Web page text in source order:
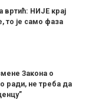
вртић: НИЈЕ крај
то је само фаза
Закона о
ради, не треба да